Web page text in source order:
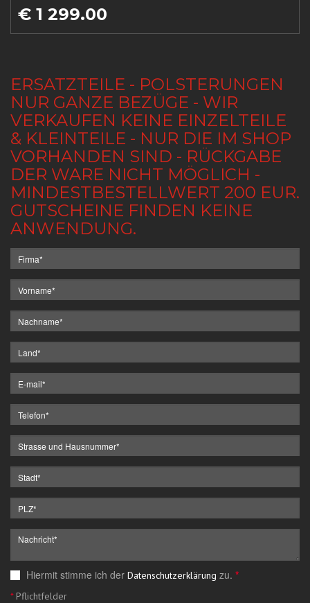
€ 1 299.00
ERSATZTEILE - POLSTERUNGEN
NUR GANZE BEZÜGE - WIR
VERKAUFEN KEINE EINZELTEILE
& KLEINTEILE - NUR DIE IM SHOP
VORHANDEN SIND - RÜCKGABE
DER WARE NICHT MÖGLICH -
MINDESTBESTELLWERT 200 EUR.
GUTSCHEINE FINDEN KEINE
ANWENDUNG.
Hiermit stimme ich der Datenschutzerklärung zu. *
*Pflichtfelder